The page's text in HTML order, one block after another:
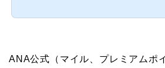
ANA公式（マイル、プレミアムポ